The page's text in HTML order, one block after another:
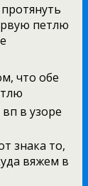
петлю
что обе
в узоре
знака то,
вяжем в